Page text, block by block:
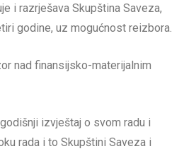
i razrješava Skupština Saveza,
godine, uz mogućnost reizbora.
nad finansijsko-materijalnim
izvještaj o svom radu i
rada i to Skupštini Saveza i